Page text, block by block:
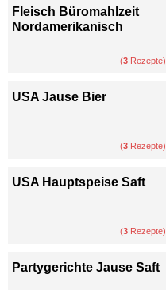
Fleisch Büromahlzeit
Nordamerikanisch
(3 Rezepte)
USA Jause Bier
(3 Rezepte)
USA Hauptspeise Saft
(3 Rezepte)
Partygerichte Jause Saft